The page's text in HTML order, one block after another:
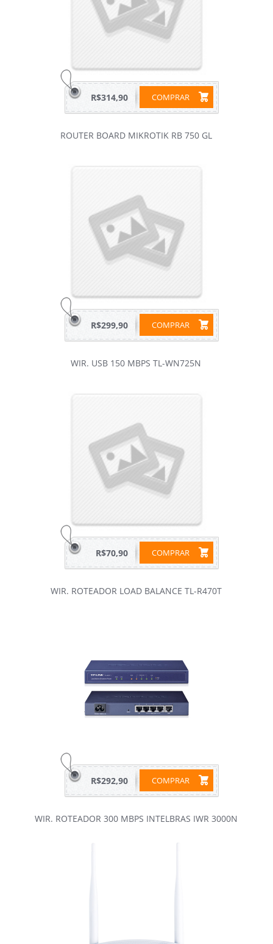
COMPRAR
R$314,90
ROUTER BOARD MIKROTIK RB 750 GL
COMPRAR
R$299,90
WIR. USB 150 MBPS TL-WN725N
COMPRAR
R$70,90
WIR. ROTEADOR LOAD BALANCE TL-R470T
COMPRAR
R$292,90
WIR. ROTEADOR 300 MBPS INTELBRAS IWR 3000N